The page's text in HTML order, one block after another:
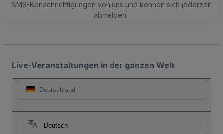
SMS-Benachrichtigungen von uns und können sich jederzeit
abmelden.
Live-Veranstaltungen in der ganzen Welt
Deutschland
Deutsch